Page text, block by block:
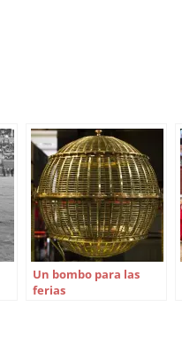
Un bombo para las
ferias